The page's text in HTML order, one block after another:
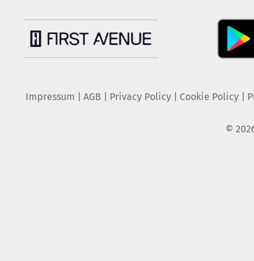
Impressum AGB Privacy Policy| Cookie Policy|
©